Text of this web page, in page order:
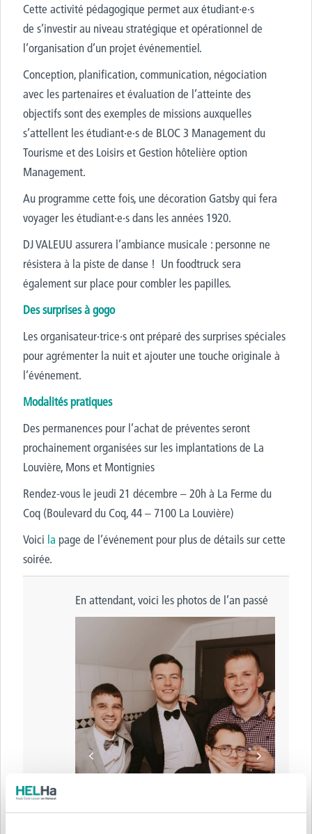
Cette activité pédagogique permet aux étudiant·e·s
de s’investir au niveau stratégique et opérationnel de
l’organisation d’un projet événementiel.
Conception, planification, communication, négociation
avec les partenaires et évaluation de l’atteinte des
objectifs sont des exemples de missions auxquelles
s’attellent les étudiant·e·s de BLOC 3 Management du
Tourisme et des Loisirs et Gestion hôtelière option
Management.
Au programme cette fois, une décoration Gatsby qui fera
voyager les étudiant·e·s dans les années 1920.
DJ VALEUU assurera l’ambiance musicale : personne ne
résistera à la piste de danse ! Un foodtruck sera
également sur place pour combler les papilles.
Des surprises à gogo
Les organisateur·trice·s ont préparé des surprises spéciales
pour agrémenter la nuit et ajouter une touche originale à
l’événement.
Modalités pratiques
Des permanences pour l’achat de préventes seront
prochainement organisées sur les implantations de La
Louvière, Mons et Montignies
Rendez-vous le jeudi 21 décembre – 20h à La Ferme du
Coq (Boulevard du Coq, 44 – 7100 La Louvière)
Voici la page de l’événementpour plus de détails sur cette
soirée.
En attendant, voici les photos de l’an passé